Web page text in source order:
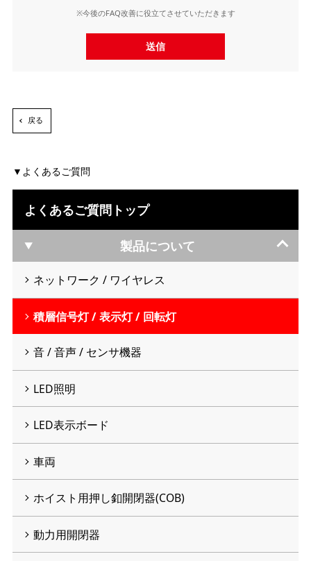
※今後のFAQ改善に役立てさせていただきます
送信
戻る
よくあるご質問
よくあるご質問トップ
製品について
ネットワーク / ワイヤレス
積層信号灯 / 表示灯 / 回転灯
音 / 音声 / センサ機器
LED照明
LED表示ボード
車両
ホイスト用押し釦開閉器(COB)
動力用開閉器